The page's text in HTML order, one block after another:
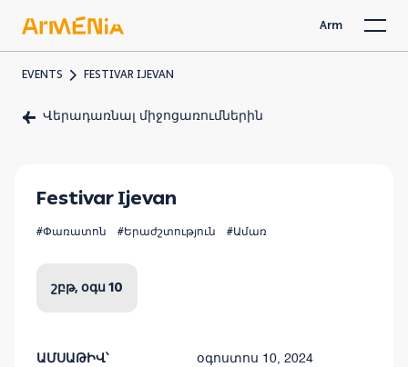
Arm
EVENTS FESTIVAR IJEVAN
Վերադառնալ միջոցառումներին
Festivar Ijevan
#Փառատոն #Երաժշտություն #Ամառ
շբթ, օգս 10
ԱՄՍԱԹԻՎ՝ օգոստոս 10, 2024